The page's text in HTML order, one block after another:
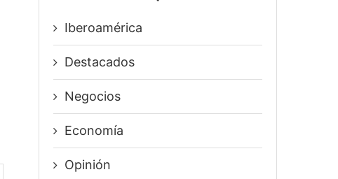
Iberoamérica
Destacados
Negocios
Economía
Opinión